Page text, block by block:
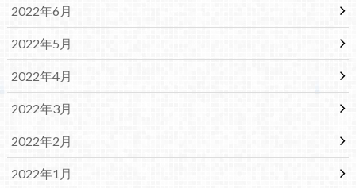
2022年6月
2022年5月
2022年4月
2022年3月
2022年2月
2022年1月